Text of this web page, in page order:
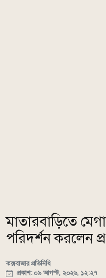
মাতারবাড়িতে
পরিদর্শন করলেন
কক্সবাজার প্রতিনিধি
প্রকাশ: ০৯ আগস্ট, ২০২৬, ১২:২৭